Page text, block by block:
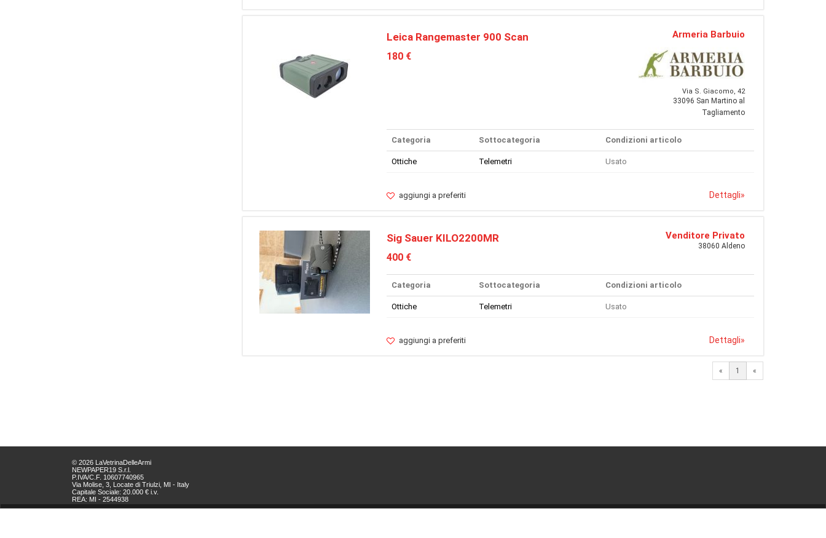
Leica Rangemaster 900 Scan
180 €
Armeria Barbuio
Via S. Giacomo, 42
33096 San Martino al
Tagliamento
Categoria Sottocategoria Condizioni articolo
Ottiche Telemetri Usato
aggiungi a preferiti Dettagli»
Sig Sauer KILO2200MR
400 €
Venditore Privato
38060 Aldeno
Categoria Sottocategoria Condizioni articolo
Ottiche Telemetri Usato
aggiungi a preferiti Dettagli»
« 1 «
© 2026 LaVetrinaDelleArmi
NEWPAPER19 S.r.l.
P.IVA/C.F. 10607740965
Via Molise, 3, Locate di Triulzi, MI - Italy
Capitale Sociale: 20.000 € i.v.
REA: MI - 2544938